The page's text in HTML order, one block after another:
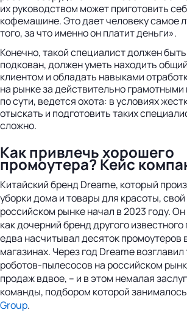
их руководством может приготовить
кофемашине. Это дает человеку самое
того, за что именно он платит деньги».
Конечно, такой специалист должен
подкован, должен уметь находить
клиентом и обладать навыками
на рынке за действительно
по сути, ведется охота: в условиях
отыскать и подготовить таких
сложно.
Как привлечь хорошего
промоутера? Кейс
Китайский бренд Dreame, который
уборки дома и товары для красоты, свой
российском рынке начал в 2023 году.
как дочерний бренд другого
едва насчитывал десяток промоутеров
магазинах. Через год Dreame
роботов-пылесосов на российском
продаж вдвое, – и в этом немалая
команды, подбором которой
Group.